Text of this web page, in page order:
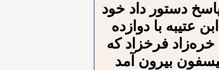
دستور داد خود
عتیبه با دوازده
نفر از سپاهیان را بدانجا بفرستد. [۲] خره‌زاد فرخزاد که
بیرون آمد